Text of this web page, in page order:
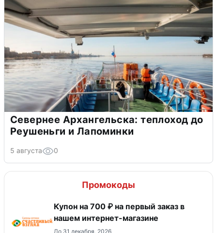
Севернее Архангельска: теплоход до
Реушеньги и Лапоминки
5 августа 0
Промокоды
Купон на 700 ₽ на первый заказ в
нашем интернет-магазине
До 31 декабря, 2026